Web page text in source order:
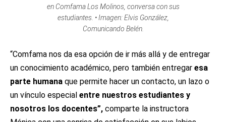
en Comfama Los Molinos, conversa con sus
estudiantes. • Imagen: Elvis González,
Comunicando Belén.
“Comfama nos da esa opción de ir más allá y de entregar
un conocimiento académico, pero también entregar esa
parte humana que permite hacer un contacto, un lazo o
un vínculo especial entre nuestros estudiantes y
nosotros los docentes”, comparte la instructora